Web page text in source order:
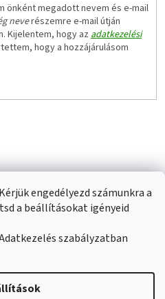
engedélyezd számunkra a
a beállításokat igényeid
szabályzatban
önként megadott nevem és e-mail
neverészemre e-mail útján
Kijelentem, hogy az adatkezelési
hogy a hozzájárulásom
Elérhetőségeink Impresszum
Jótállási tájékoztató
készítette